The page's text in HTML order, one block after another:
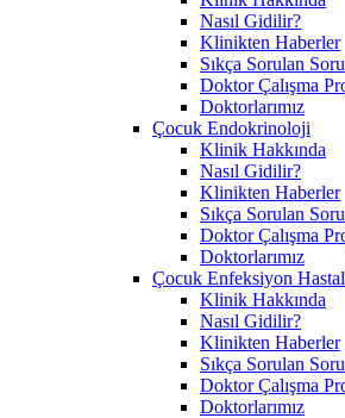
Nasıl Gidilir?
Klinikten Haberler
Sıkça Sorulan
Doktor Çalışma
Doktorlarımız
Çocuk Endokrinoloji
Klinik Hakkında
Nasıl Gidilir?
Klinikten Haberler
Sıkça Sorulan
Doktor Çalışma
Doktorlarımız
Çocuk Enfeksiyon
Klinik Hakkında
Nasıl Gidilir?
Klinikten Haberler
Sıkça Sorulan
Doktor Çalışma
Doktorlarımız